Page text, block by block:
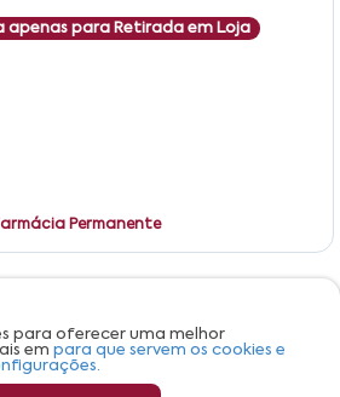
apenas para Retirada em Loja
Permanente
descrição.
para oferecer uma melhor
em para que servem os cookies e